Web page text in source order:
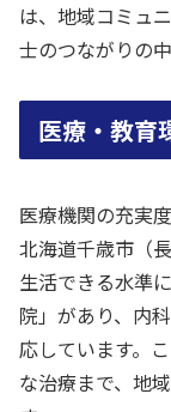
は、地域コミュ
士のつながりの
医療・教育
医療機関の充実度
北海道千歳市（
生活できる水準
院」があり、内
応しています。
な治療まで、地